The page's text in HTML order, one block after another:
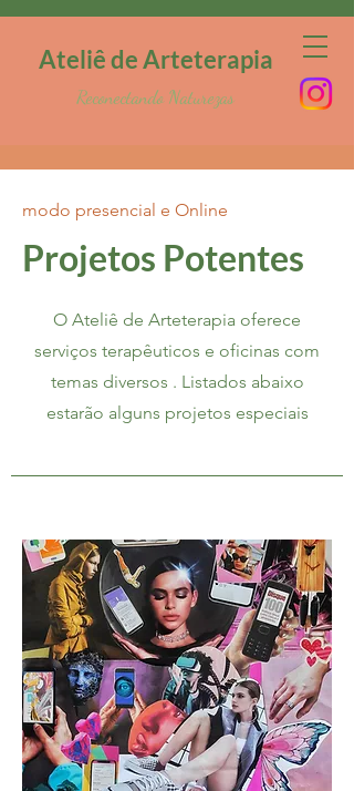
Ateliê de Arteterapia
Reconectando Naturezas
modo presencial e Online
Projetos Potentes
O Ateliê de Arteterapia oferece
serviços terapêuticos e oficinas com
temas diversos . Listados abaixo
estarão alguns projetos especiais